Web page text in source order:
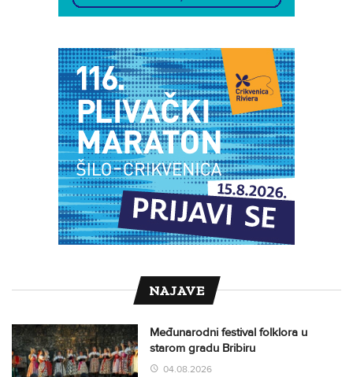
NAJAVE
Međunarodni festival folklora u
starom gradu Bribiru
04.08.2026